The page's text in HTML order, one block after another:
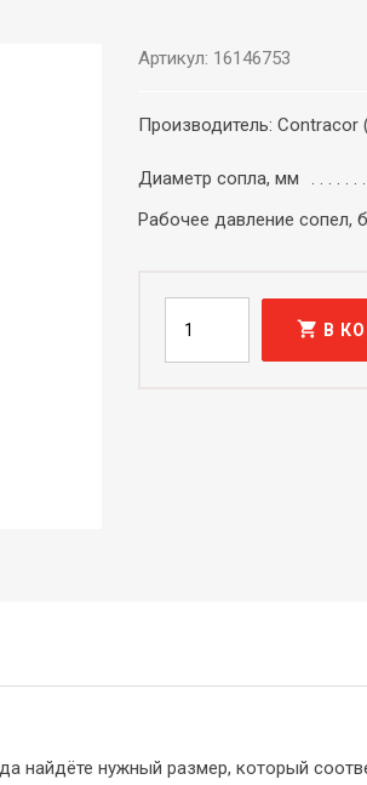
Артикул: 16146753
Производитель: Contracor
Диаметр сопла, мм
Рабочее давление сопел,
shopping_cart В
найдёте нужный размер, который